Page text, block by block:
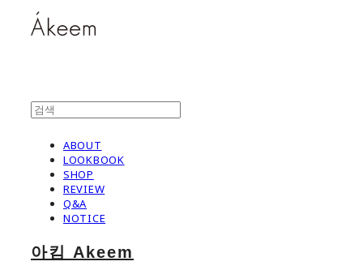
ABOUT
LOOKBOOK
SHOP
REVIEW
Q&A
NOTICE
아킴 Akeem